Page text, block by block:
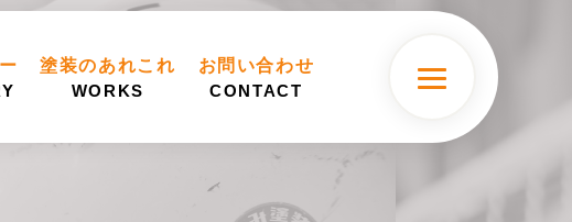
塗装のあれこれ
WORKS
お問い合わせ
CONTACT